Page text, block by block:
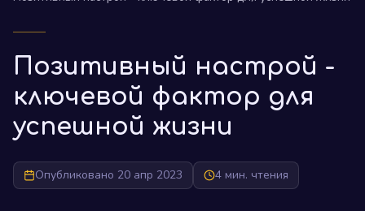
Позитивный настрой -
ключевой фактор для
успешной жизни
Опубликовано 20 апр 2023 4 мин. чтения